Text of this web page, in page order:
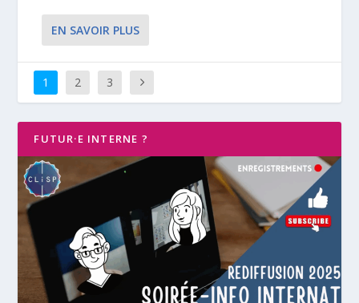
EN SAVOIR PLUS
1 2 3
FUTUR·E INTERNE ?